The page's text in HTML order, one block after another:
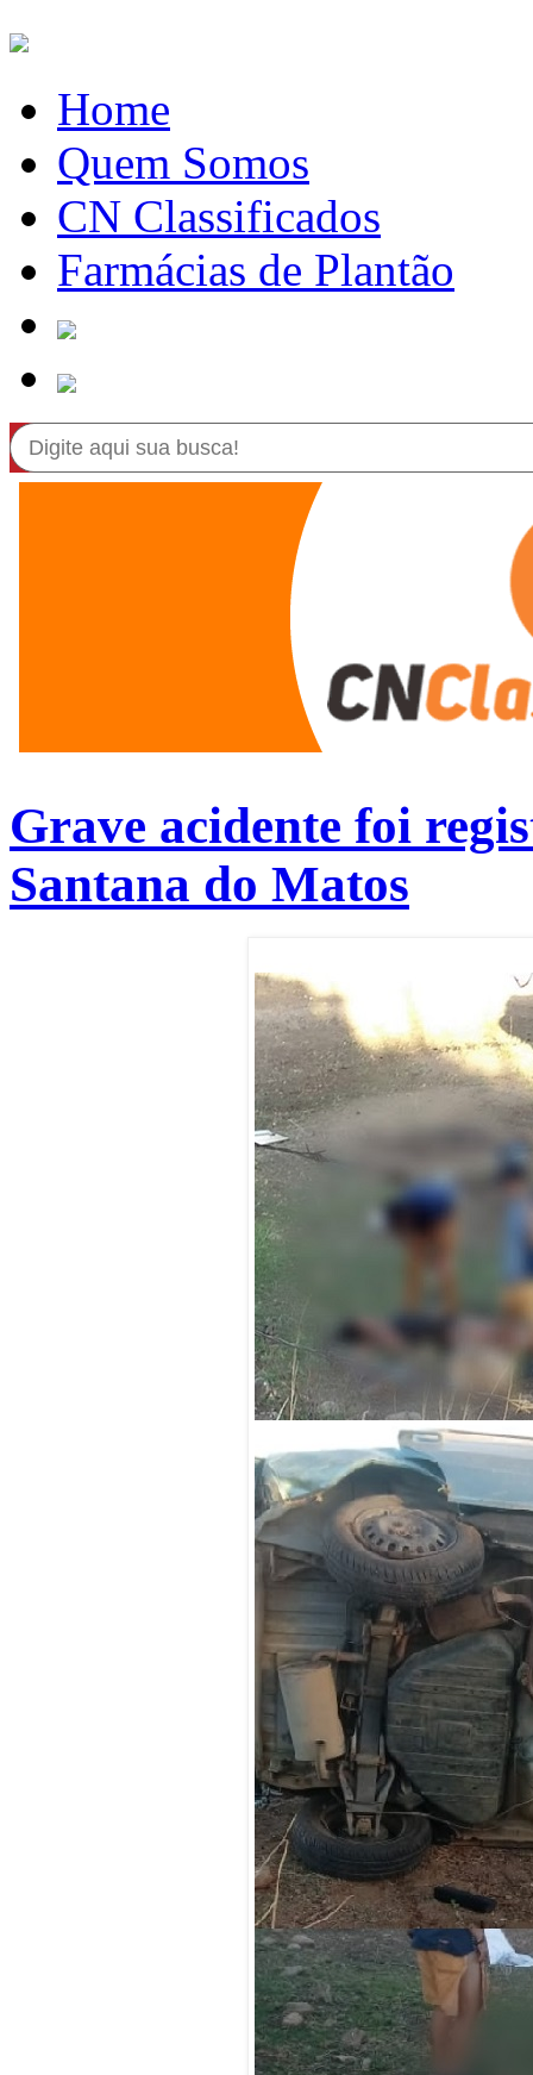
Home
Quem Somos
CN Classificados
Farmácias de Plantão
Grave acidente foi
Santana do Matos